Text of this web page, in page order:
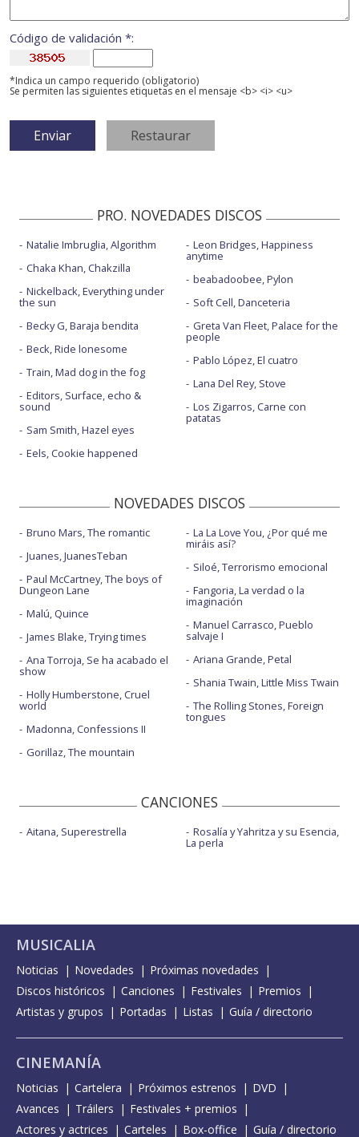
Código de validación *:
*Indica un campo requerido (obligatorio)
Se permiten las siguientes etiquetas en el mensaje <b> <i> <u>
PRO. NOVEDADES DISCOS
Natalie Imbruglia, Algorithm
Chaka Khan, Chakzilla
Nickelback, Everything under
the sun
Becky G, Baraja bendita
Beck, Ride lonesome
Train, Mad dog in the fog
Editors, Surface, echo &
sound
Sam Smith, Hazel eyes
Eels, Cookie happened
Leon Bridges, Happiness
anytime
beabadoobee, Pylon
Soft Cell, Danceteria
Greta Van Fleet, Palace for the
people
Pablo López, El cuatro
Lana Del Rey, Stove
Los Zigarros, Carne con
patatas
NOVEDADES DISCOS
Bruno Mars, The romantic
Juanes, JuanesTeban
Paul McCartney, The boys of
Dungeon Lane
Malú, Quince
James Blake, Trying times
Ana Torroja, Se ha acabado el
show
Holly Humberstone, Cruel
world
Madonna, Confessions II
Gorillaz, The mountain
La La Love You, ¿Por qué me
miráis así?
Siloé, Terrorismo emocional
Fangoria, La verdad o la
imaginación
Manuel Carrasco, Pueblo
salvaje I
Ariana Grande, Petal
Shania Twain, Little Miss Twain
The Rolling Stones, Foreign
tongues
CANCIONES
Aitana, Superestrella Rosalía y Yahritza y su Esencia,
La perla
MUSICALIA
Noticias Novedades
Próximas novedades
Discos históricos
Canciones Festivales
Premios
Artistas y grupos
Portadas Listas Guía / directorio
CINEMANÍA
Noticias Cartelera Próximos estrenos
DVD
Avances
Tráilers
Festivales + premios
Actores y actrices
Carteles Box-office Guía / directorio